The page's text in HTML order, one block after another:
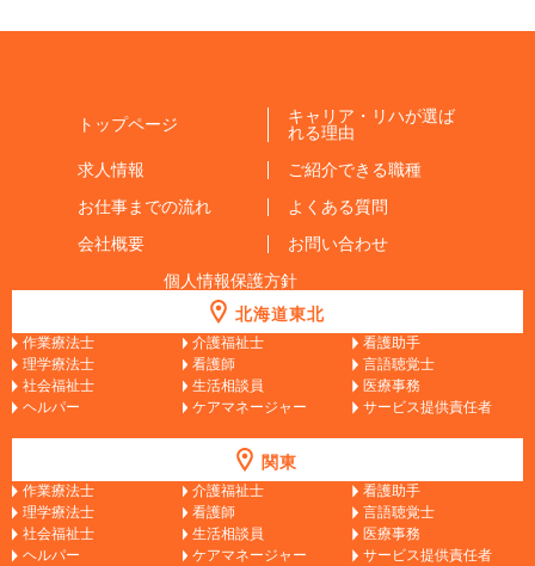
トップページ
キャリア・リハが選ば
れる理由
求人情報
ご紹介できる職種
お仕事までの流れ
よくある質問
会社概要
お問い合わせ
個人情報保護方針
北海道東北
作業療法士 介護福祉士
看護助手
理学療法士
看護師
言語聴覚士
社会福祉士
生活相談員
医療事務
ヘルパー
ケアマネージャー サービス提供責任者
関東
作業療法士 介護福祉士
看護助手
理学療法士
看護師
言語聴覚士
社会福祉士
生活相談員
医療事務
ヘルパー
ケアマネージャー サービス提供責任者